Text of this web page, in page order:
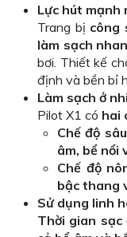
Lực hút mạnh
Trang bị công
làm sạch
bơi. Thiết kế
định và bền bỉ
Làm sạch ở
Pilot X1 có hai
Chế độ
âm, bể nổi
Chế độ
bậc thang
Sử dụng linh
Thời gian sạc